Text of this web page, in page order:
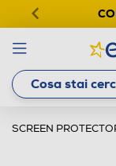
SCREEN